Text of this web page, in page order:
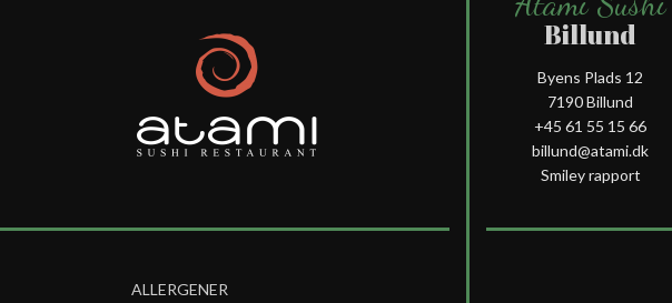
ALLERGENER
Billund
Byens Plads 12
7190 Billund
+45 61 55 15 66‬
billund@atami.dk
Smiley rapport